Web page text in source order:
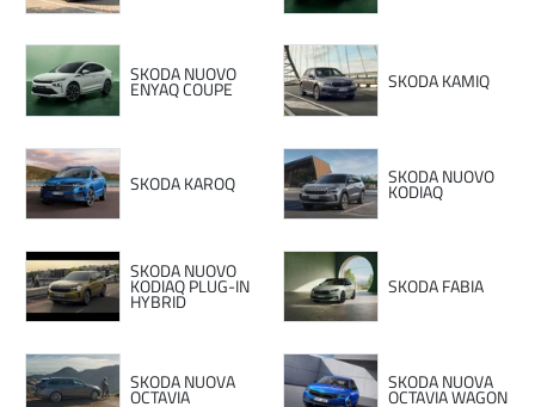
SKODA NUOVO
ENYAQ COUPE SKODA KAMIQ
SKODA KAROQ SKODA NUOVO
KODIAQ
SKODA NUOVO
KODIAQ PLUG-IN
HYBRID
SKODA FABIA
SKODA NUOVA
OCTAVIA
SKODA NUOVA
OCTAVIA WAGON